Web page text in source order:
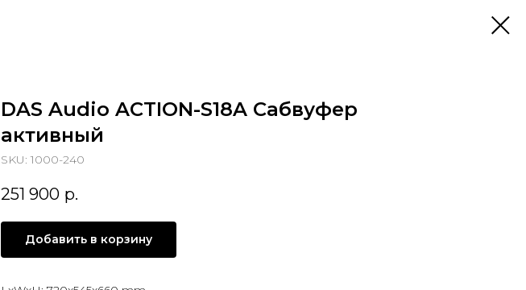
DAS Audio ACTION-S18A Сабвуфер
активный
SKU: 1000-240
251 900 р.
Добавить в корзину